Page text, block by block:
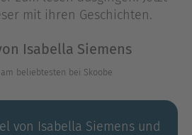
mit ihren Geschichten.
Isabella Siemens
beliebtesten bei Skoobe
von Isabella Siemens und